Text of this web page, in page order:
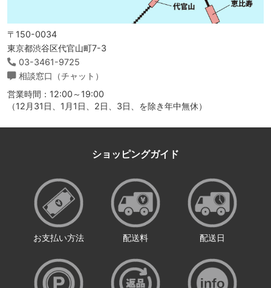
〒150-0034
東京都渋谷区代官山町7-3
03-3461-9725
相談窓口（チャット）
営業時間：12:00～19:00
（12月31日、1月1日、2日、3日、を除き年中無休）
ショッピングガイド
お支払い方法 配送料 配送日